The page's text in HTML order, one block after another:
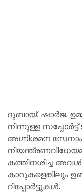
ദുബായ്, ഷാർജ,
നിന്നുള്ള
അഗ്നിശമന
കത്തിനശിച്ച
കാറുകളെങ്കിലും
റിപ്പോർട്ടുകൾ.